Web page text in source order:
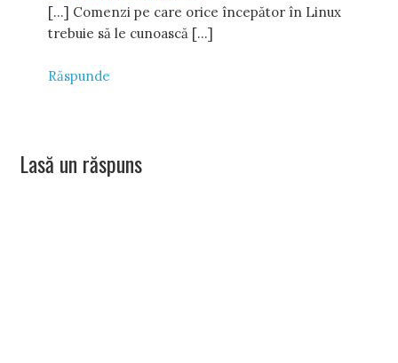
[…] Comenzi pe care orice începător în Linux
trebuie să le cunoască […]
Răspunde
Lasă un răspuns